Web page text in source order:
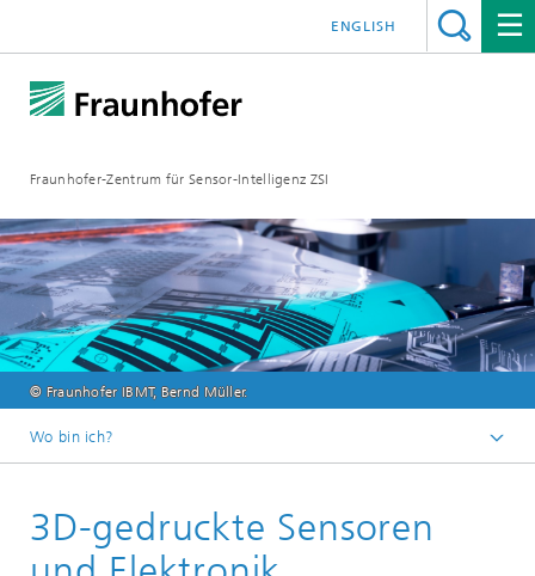
Fraunhofer-Zentrum für Sensor-Intelligenz ZSI
ENGLISH
© Fraunhofer IBMT, Bernd Müller.
Wo bin ich?
Technologien
3D-gedruckte Sensoren